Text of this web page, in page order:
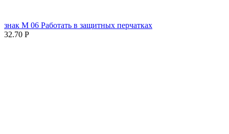
знак М 06 Работать в защитных перчатках
32.70 Р